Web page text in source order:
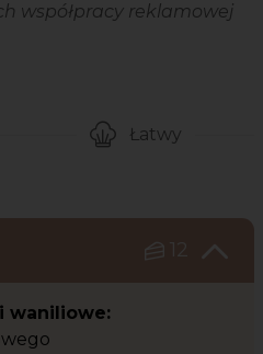
współpracy reklamowej
Łatwy
12
waniliowe: